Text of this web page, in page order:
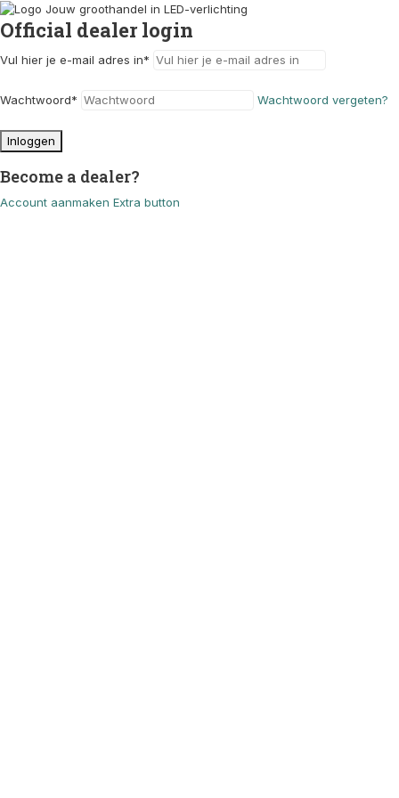
Official dealer login
Vul hier je e-mail adres in*
Wachtwoord* Wachtwoord vergeten?
Inloggen
Become a dealer?
Account aanmaken Extra button